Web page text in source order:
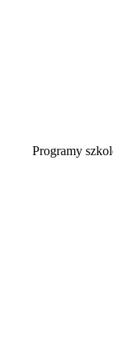
Programy